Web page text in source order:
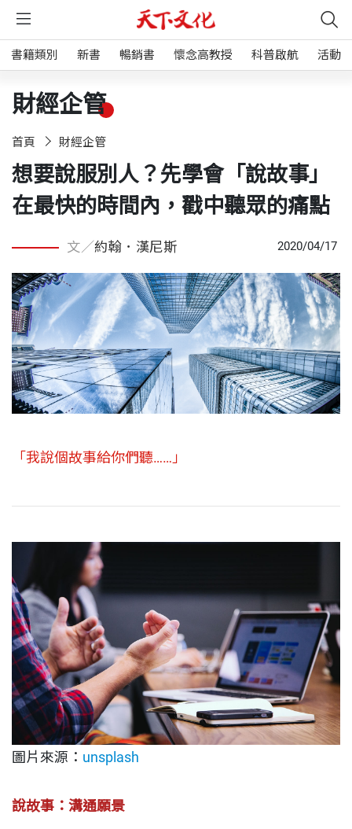
書籍類別 新書 暢銷書 懷念高教授 科普啟航 活動
財經企管
首頁 財經企管
想要說服別人？先學會「說故事」
在最快的時間內，戳中聽眾的痛點
文／約翰．漢尼斯 2020/04/17
「我說個故事給你們聽……」
圖片來源： unsplash
說故事：溝通願景